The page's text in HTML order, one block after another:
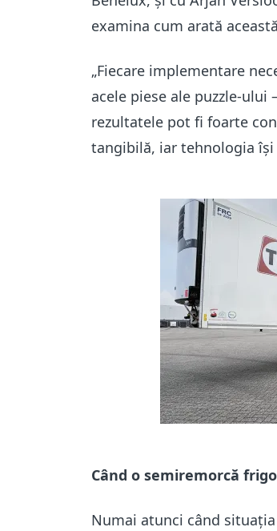
examina cum arată
„Fiecare implementare
acele piese ale puzzle-
rezultatele pot fi foarte
tangibilă, iar tehnologia își
Când o semiremorcă
Numai atunci când